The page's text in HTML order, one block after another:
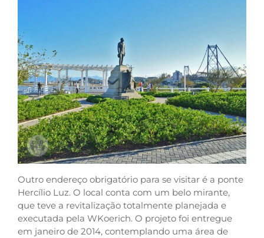
Outro endereço obrigatório para se visitar é a ponte
Hercílio Luz. O local conta com um belo mirante,
que teve a revitalização totalmente planejada e
executada pela WKoerich. O projeto foi entregue
em janeiro de 2014, contemplando uma área de